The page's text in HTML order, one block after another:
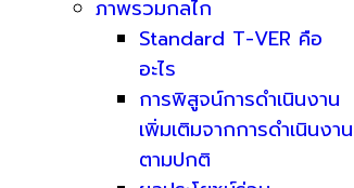
ภาพรวมกลไก
Standard T-VER คือ
อะไร
การพิสูจน์การดำเนินงาน
เพิ่มเติมจากการดำเนินงาน
ตามปกติ